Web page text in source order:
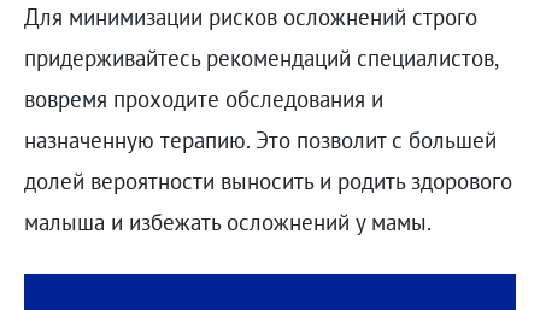
Для минимизации рисков осложнений строго
придерживайтесь рекомендаций специалистов,
вовремя проходите обследования и
назначенную терапию. Это позволит с большей
долей вероятности выносить и родить здорового
малыша и избежать осложнений у мамы.